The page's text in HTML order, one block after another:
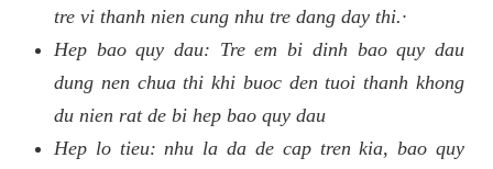
tre vi thanh nien cung nhu tre dang day thi.·
Hep bao quy dau: Tre em bi dinh bao quy dau
dung nen chua thi khi buoc den tuoi thanh khong
du nien rat de bi hep bao quy dau
Hep lo tieu: nhu la da de cap tren kia, bao quy